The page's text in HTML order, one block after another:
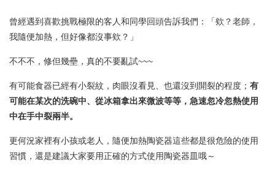
曾經遇到喜歡挑戰極限的客人和同學回頭告訴我們：「欸？老師，
我隨便加熱，但好像都沒事欸？」
不不不，修但幾壘，真的不要亂試~~~
有可能食器已經有小裂紋，肉眼沒看見、也還沒到開裂的程度； 有
可能在某次的洗碗中、從冰箱拿出來微波等等，急速忽冷忽熱使用
中在手中裂兩半。
更何況家裡有小孩或老人，隨便加熱陶瓷器這些都是很危險的使用
習慣，還是建議大家要用正確的方式使用陶瓷器皿哦～